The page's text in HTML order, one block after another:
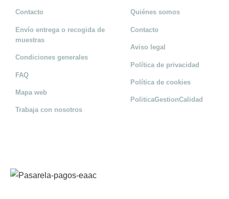
Contacto
Envío entrega o recogida de
muestras
Condiciones generales
FAQ
Mapa web
Trabaja con nosotros
Quiénes somos
Contacto
Aviso legal
Política de privacidad
Política de cookies
PoliticaGestionCalidad